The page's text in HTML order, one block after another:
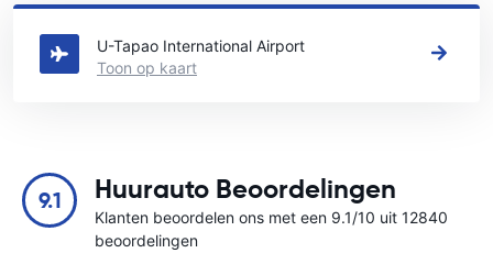
Zie onze belangrijkste autoverhuur locaties in Pattaya
U-Tapao International Airport
Toon op kaart
9.1 Huurauto Beoordelingen
Klanten beoordelen ons met een 9.1/10 uit 12840
beoordelingen